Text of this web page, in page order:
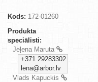
Kods: 172-01260
Produkta
speciālisti:
Jeļena Maruta
+371 29283302
lena@arbor.lv
Vlads Kapuckis